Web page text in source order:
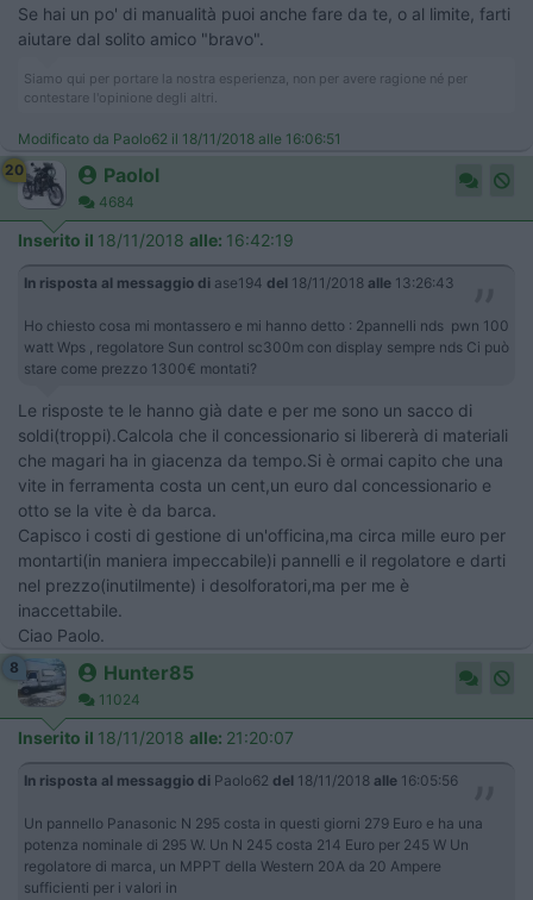
Se hai un po' di manualità puoi anche fare da te, o al limite, farti
aiutare dal solito amico "bravo".
Siamo qui per portare la nostra esperienza, non per avere ragione né per
contestare l'opinione degli altri.
Modificato da Paolo62 il 18/11/2018 alle 16:06:51
20
Paolol
4684
Inserito il 18/11/2018 alle: 16:42:19
In risposta al messaggio di ase194 del 18/11/2018 alle 13:26:43
Ho chiesto cosa mi montassero e mi hanno detto : 2pannelli nds pwn 100
watt Wps , regolatore Sun control sc300m con display sempre nds Ci può
stare come prezzo 1300€ montati?
Le risposte te le hanno già date e per me sono un sacco di
soldi(troppi).Calcola che il concessionario si libererà di materiali
che magari ha in giacenza da tempo.Si è ormai capito che una
vite in ferramenta costa un cent,un euro dal concessionario e
otto se la vite è da barca.
Capisco i costi di gestione di un'officina,ma circa mille euro per
montarti(in maniera impeccabile)i pannelli e il regolatore e darti
nel prezzo(inutilmente) i desolforatori,ma per me è
inaccettabile.
Ciao Paolo.
8 Hunter85
11024
Inserito il 18/11/2018 alle: 21:20:07
In risposta al messaggio di Paolo62 del 18/11/2018 alle 16:05:56
Un pannello Panasonic N 295 costa in questi giorni 279 Euro e ha una
potenza nominale di 295 W. Un N 245 costa 214 Euro per 245 W Un
regolatore di marca, un MPPT della Western 20A da 20 Ampere
sufficienti per i valori in